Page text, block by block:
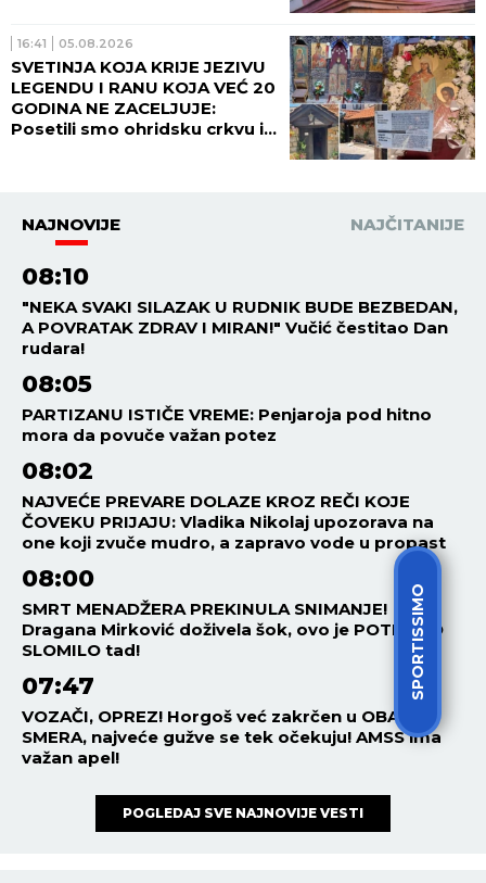
SPORTISSIMO
16:41 05.08.2026
SVETINJA KOJA KRIJE JEZIVU
LEGENDU I RANU KOJA VEĆ 20
GODINA NE ZACELJUJE:
Posetili smo ohridsku crkvu iz
NAJNOVIJE NAJČITANIJE
08:10
"NEKA SVAKI SILAZAK U RUDNIK BUDE BEZBEDAN,
A POVRATAK ZDRAV I MIRAN!" Vučić čestitao Dan
rudara!
08:05
PARTIZANU ISTIČE VREME: Penjaroja pod hitno
mora da povuče važan potez
08:02
NAJVEĆE PREVARE DOLAZE KROZ REČI KOJE
ČOVEKU PRIJAJU: Vladika Nikolaj upozorava na
one koji zvuče mudro, a zapravo vode u propast
08:00
SMRT MENADŽERA PREKINULA SNIMANJE!
Dragana Mirković doživela šok, ovo je POTPUNO
SLOMILO tad!
07:47
VOZAČI, OPREZ! Horgoš već zakrčen u OBA
SMERA, najveće gužve se tek očekuju! AMSS ima
važan apel!
POGLEDAJ SVE NAJNOVIJE VESTI